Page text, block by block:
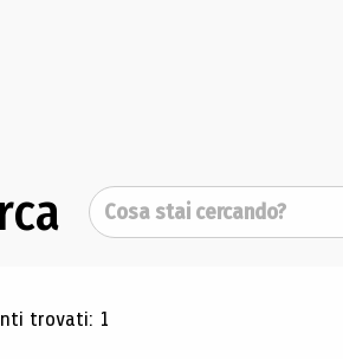
Cerca
di ricerca
trovati: 1